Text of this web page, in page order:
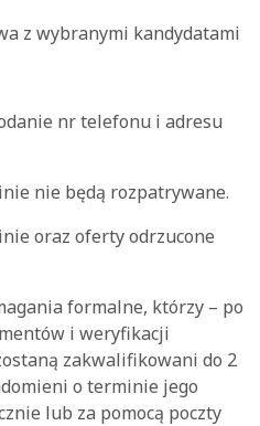
z wybranymi kandydatami
nr telefonu i adresu
nie będą rozpatrywane.
oraz oferty odrzucone
formalne, którzy – po
i weryfikacji
zakwalifikowani do 2
o terminie jego
lub za pomocą poczty